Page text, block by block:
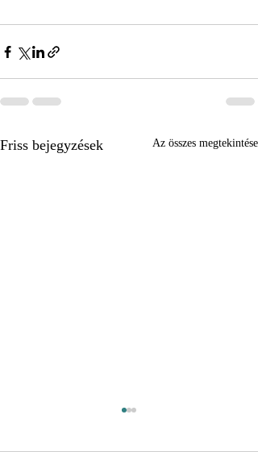
Friss bejegyzések Az összes megtekintése